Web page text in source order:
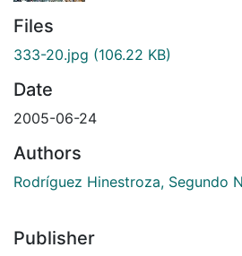
Files
333-20.jpg (106.22 KB)
Date
2005-06-24
Authors
Rodríguez Hinestroza, Segundo
Publisher